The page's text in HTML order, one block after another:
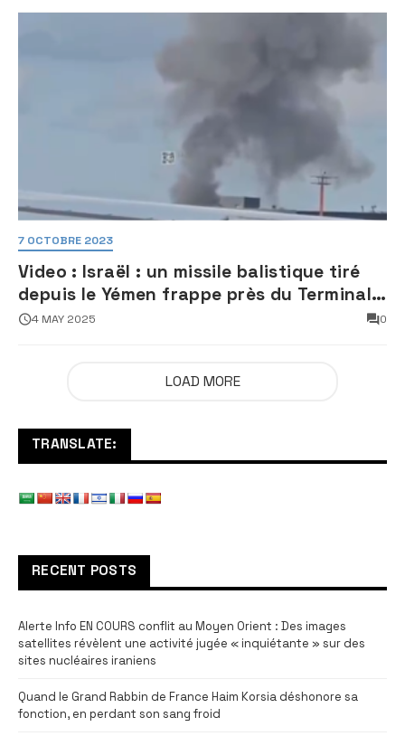
7 OCTOBRE 2023
Video : Israël : un missile balistique tiré
depuis le Yémen frappe près du Terminal
3 de l’aéroport Ben Gourion
4 MAY 2025 0
LOAD MORE
TRANSLATE:
RECENT POSTS
Alerte Info EN COURS conflit au Moyen Orient : Des images
satellites révèlent une activité jugée « inquiétante » sur des
sites nucléaires iraniens
Quand le Grand Rabbin de France Haim Korsia déshonore sa
fonction, en perdant son sang froid